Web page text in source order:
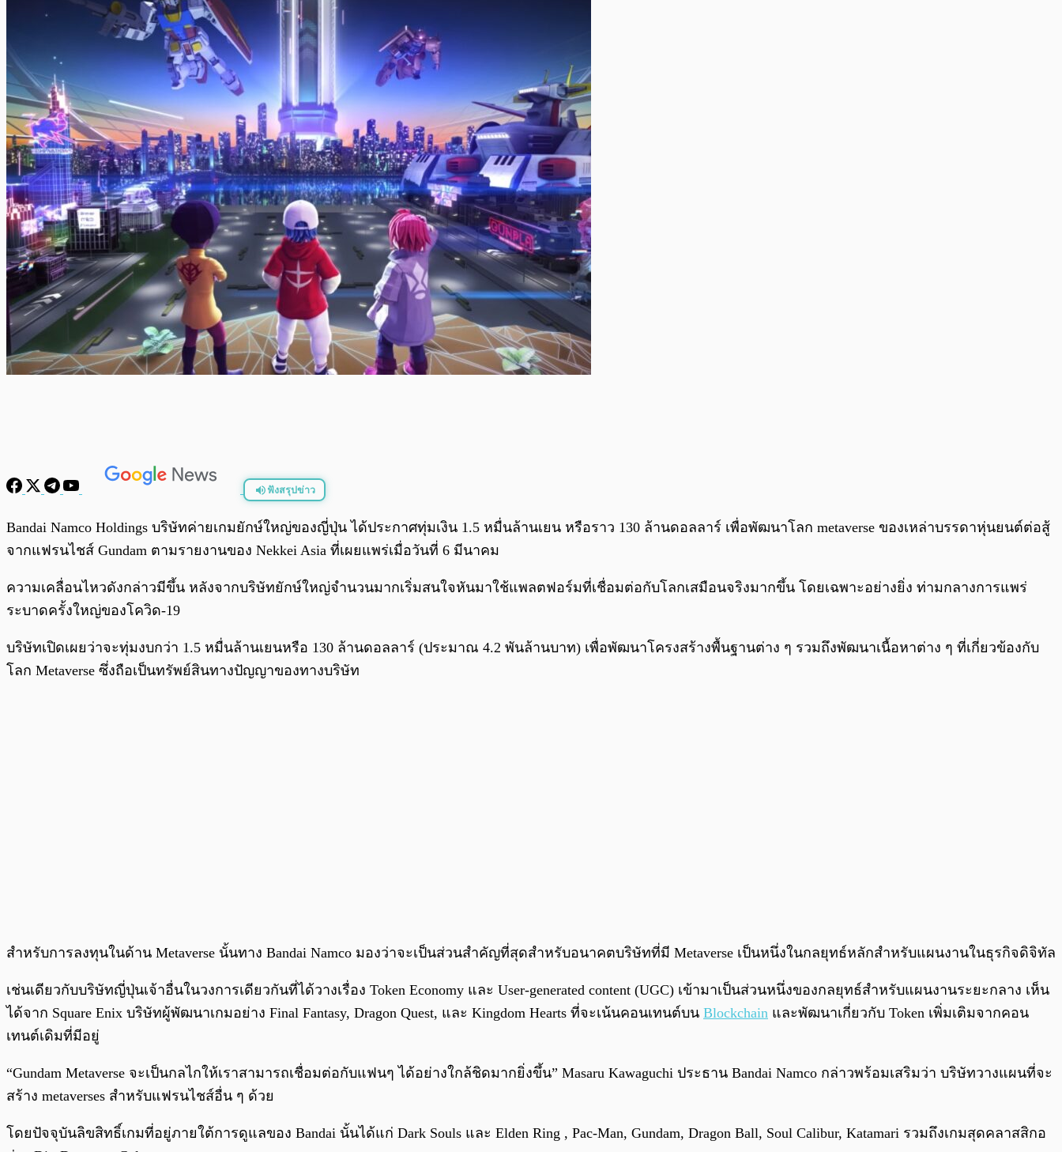
ฟังสรุปข่าว
พร้อมเล่น 0:00
Bandai Namco Holdings บริษัทค่ายเกมยักษ์ใหญ่ของญี่ปุ่น ได้ประกาศทุ่มเงิน 1.5 หมื่นล้านเยน หรือราว 130 ล้านดอลลาร์ เพื่อพัฒนาโลก metaverse ของเหล่าบรรดาหุ่นยนต์ต่อสู้
จากแฟรนไชส์ Gundam ตามรายงานของ Nekkei Asia ที่เผยแพร่เมื่อวันที่ 6 มีนาคม
ความเคลื่อนไหวดังกล่าวมีขึ้น หลังจากบริษัทยักษ์ใหญ่จำนวนมากเริ่มสนใจหันมาใช้แพลตฟอร์มที่เชื่อมต่อกับโลกเสมือนจริงมากขึ้น โดยเฉพาะอย่างยิ่ง ท่ามกลางการแพร่
ระบาดครั้งใหญ่ของโควิด-19
บริษัทเปิดเผยว่าจะทุ่มงบกว่า 1.5 หมื่นล้านเยนหรือ 130 ล้านดอลลาร์ (ประมาณ 4.2 พันล้านบาท) เพื่อพัฒนาโครงสร้างพื้นฐานต่าง ๆ รวมถึงพัฒนาเนื้อหาต่าง ๆ ที่เกี่ยวข้องกับ
โลก Metaverse ซึ่งถือเป็นทรัพย์สินทางปัญญาของทางบริษัท
สำหรับการลงทุนในด้าน Metaverse นั้นทาง Bandai Namco มองว่าจะเป็นส่วนสำคัญที่สุดสำหรับอนาคตบริษัทที่มี Metaverse เป็นหนึ่งในกลยุทธ์หลักสำหรับแผนงานในธุรกิจดิจิทัล
เช่นเดียวกับบริษัทญี่ปุ่นเจ้าอื่นในวงการเดียวกันที่ได้วางเรื่อง Token Economy และ User-generated content (UGC) เข้ามาเป็นส่วนหนึ่งของกลยุทธ์สำหรับแผนงานระยะกลาง เห็น
ได้จาก Square Enix บริษัทผู้พัฒนาเกมอย่าง Final Fantasy, Dragon Quest, และ Kingdom Hearts ที่จะเน้นคอนเทนต์บน Blockchain และพัฒนาเกี่ยวกับ Token เพิ่มเติมจากคอน
เทนต์เดิมที่มีอยู่
“Gundam Metaverse จะเป็นกลไกให้เราสามารถเชื่อมต่อกับแฟนๆ ได้อย่างใกล้ชิดมากยิ่งขึ้น” Masaru Kawaguchi ประธาน Bandai Namco กล่าวพร้อมเสริมว่า บริษัทวางแผนที่จะ
สร้าง metaverses สำหรับแฟรนไชส์อื่น ๆ ด้วย
โดยปัจจุบันลิขสิทธิ์เกมที่อยู่ภายใต้การดูแลของ Bandai นั้นได้แก่ ​​Dark Souls และ Elden Ring , Pac-Man, Gundam, Dragon Ball, Soul Calibur, Katamari รวมถึงเกมสุดคลาสสิกอ